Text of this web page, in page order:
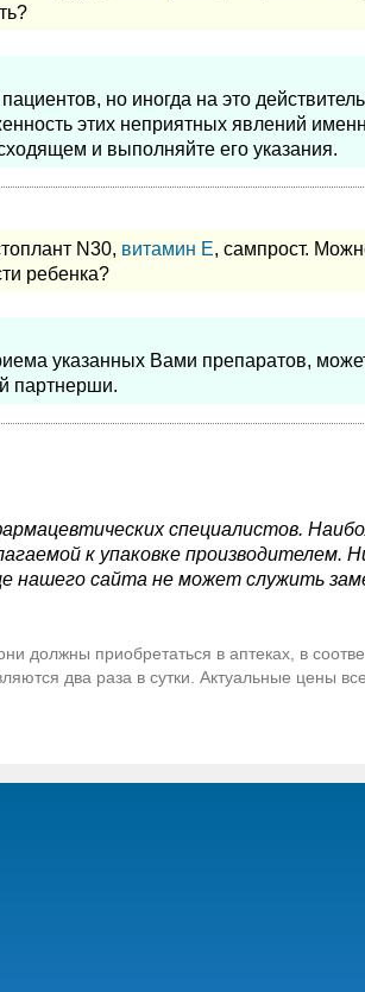
но иногда на это
этих неприятных явлений
и выполняйте его указания.
N30, витамин Е, сампрост.
ребенка?
указанных Вами препаратов,
партнерши.
специалистов.
к упаковке производителем.
нашего сайта не может служить
должны приобретаться в аптеках, в
два раза в сутки. Актуальные цены